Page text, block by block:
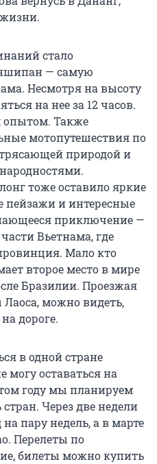
стало
— самую
Несмотря на высоту
на нее за 12 часов.
опытом. Также
мотопутешествия по
природой и
тоже оставило яркие
пейзажи и интересные
приключение —
Вьетнама, где
Мало кто
второе место в мире
Бразилии. Проезжая
Лаоса, можно видеть,
дороге.
в одной стране
могу оставаться на
году мы планируем
Через две недели
пару недель, а в марте
Перелеты по
билеты можно купить